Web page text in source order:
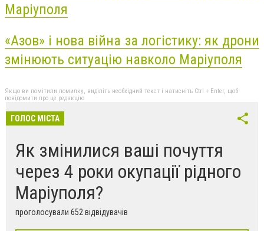
Маріуполя
«Азов» і нова війна за логістику: як дрони
змінюють ситуацію навколо Маріуполя
Якщо ви помітили помилку, виділіть необхідний текст і натисніть Ctrl + Enter, щоб
повідомити про це редакцію
ГОЛОС МІСТА
Як змінилися ваші почуття
через 4 роки окупації рідного
Маріуполя?
проголосували 652 відвідувачів